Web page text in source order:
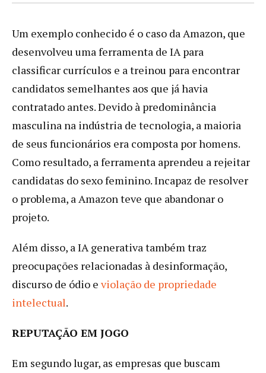
Um exemplo conhecido é o caso da Amazon, que
desenvolveu uma ferramenta de IA para
classificar currículos e a treinou para encontrar
candidatos semelhantes aos que já havia
contratado antes. Devido à predominância
masculina na indústria de tecnologia, a maioria
de seus funcionários era composta por homens.
Como resultado, a ferramenta aprendeu a rejeitar
candidatas do sexo feminino. Incapaz de resolver
o problema, a Amazon teve que abandonar o
projeto.
Além disso, a IA generativa também traz
preocupações relacionadas à desinformação,
discurso de ódio e violação de propriedade
intelectual.
REPUTAÇÃO EM JOGO
Em segundo lugar, as empresas que buscam